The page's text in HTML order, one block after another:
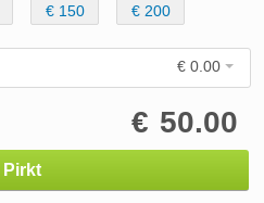
€ 150 € 200
€ 0.00
50.00
€
Pirkt